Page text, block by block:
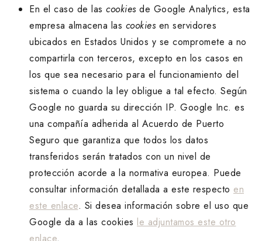
En el caso de las cookiesde Google Analytics, esta
empresa almacena las cookiesen servidores
ubicados en Estados Unidos y se compromete a no
compartirla con terceros, excepto en los casos en
los que sea necesario para el funcionamiento del
sistema o cuando la ley obligue a tal efecto. Según
Google no guarda su dirección IP. Google Inc. es
una compañía adherida al Acuerdo de Puerto
Seguro que garantiza que todos los datos
transferidos serán tratados con un nivel de
protección acorde a la normativa europea. Puede
consultar información detallada a este respecto en
este enlace. Si desea información sobre el uso que
Google da a las cookies le adjuntamos este otro
enlace.